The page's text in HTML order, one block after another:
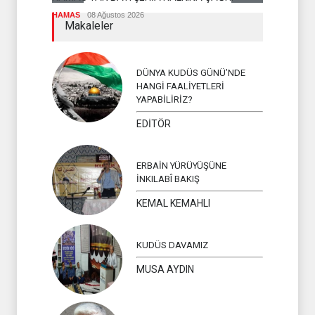
HAMAS 08 Ağustos 2026
Makaleler
DÜNYA KUDÜS GÜNÜ’NDE
HANGİ FAALİYETLERİ
YAPABİLİRİZ?
EDİTÖR
ERBAİN YÜRÜYÜŞÜNE
İNKILABÎ BAKIŞ
KEMAL KEMAHLI
KUDÜS DAVAMIZ
MUSA AYDIN